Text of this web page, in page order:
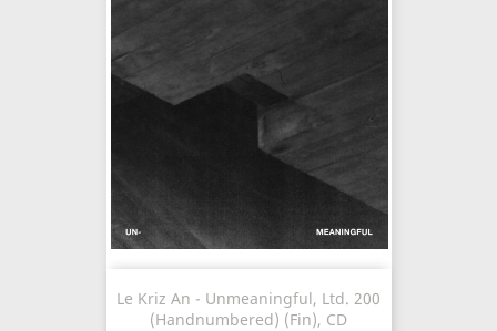
Le Kriz An - Unmeaningful, Ltd. 200
(Handnumbered) (Fin), CD